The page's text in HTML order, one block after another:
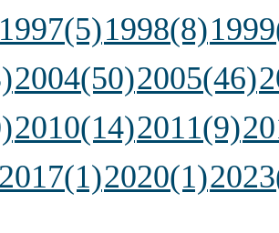
1997(5)1998(8)
2004(50)2005(46)
2010(14)2011(9)
2017(1)2020(1)